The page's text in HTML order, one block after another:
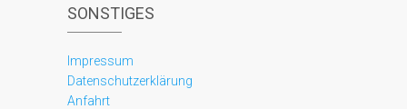
SONSTIGES
Impressum
Datenschutzerklärung
Anfahrt